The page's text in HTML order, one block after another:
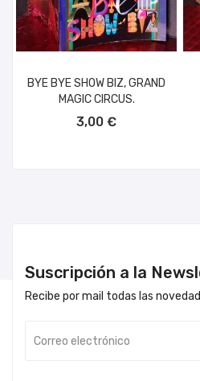
BYE BYE SHOW BIZ, GRAND
MAGIC CIRCUS.
3,00 €
Suscripción a la
Recibe por mail todas las